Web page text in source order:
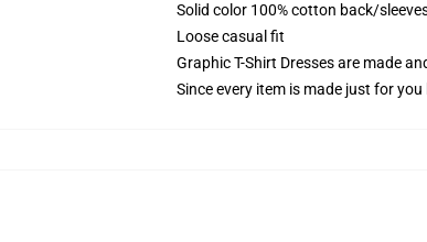
Solid color 100% cotton back/
Loose casual fit
Graphic T-Shirt Dresses are made
Since every item is made just for